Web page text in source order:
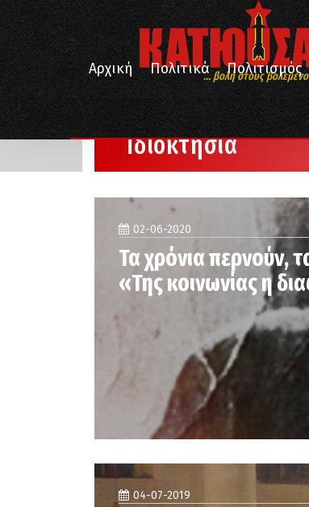
... βολή στους
Αρχική
Πολιτικά Πολιτισμός
Ιδιοκτησία
Ιδιοκτησία
02-06-2020
Τα χρόνια περνούν,
«Της κοινωνίας η
04-07-2019